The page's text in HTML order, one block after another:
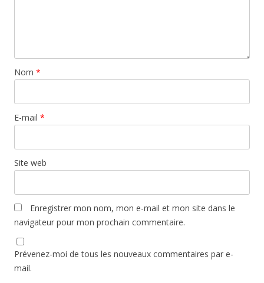
Nom *
E-mail *
Site web
Enregistrer mon nom, mon e-mail et mon site dans le
navigateur pour mon prochain commentaire.
Prévenez-moi de tous les nouveaux commentaires par e-
mail.